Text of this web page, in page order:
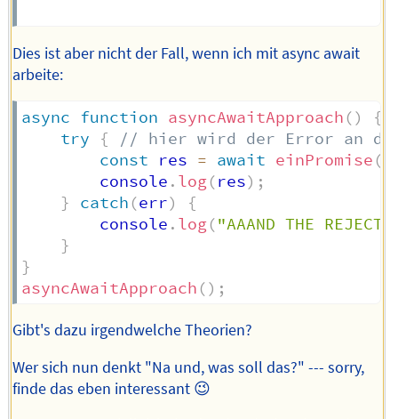
Dies ist aber nicht der Fall, wenn ich mit async await
arbeite:
async function asyncAwaitApproach ()
{
try
{
// hier wird der Error an
const res = await einPromise (
		console
. log(res) ;
}
catch (err)
{
		console
. log("AAAND THE
}
}
asyncAwaitApproach () ;
Gibt's dazu irgendwelche Theorien?
Wer sich nun denkt "Na und, was soll das?" --- sorry,
finde das eben interessant 😉